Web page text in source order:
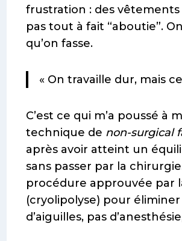
frustration : des
pas tout à fait “aboutie”.
qu’on fasse.
« On travaille dur, mais
C’est ce qui m’a poussé à
technique de non-surgical
après avoir atteint un
sans passer par la
procédure approuvée par
(cryolipolyse) pour
d’aiguilles, pas